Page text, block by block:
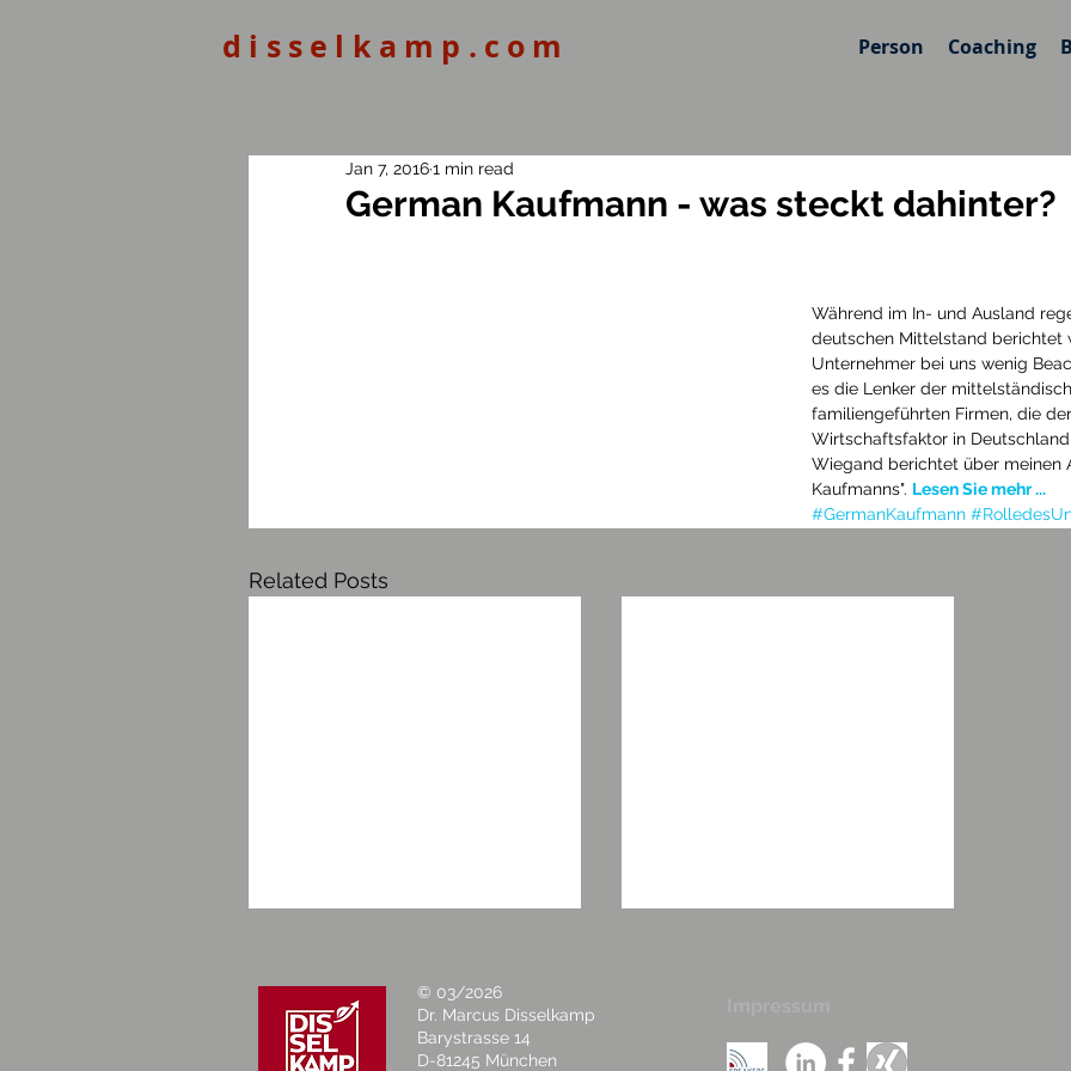
disselkamp.com Person Coaching
German Kaufmann - was steckt dahinter?
Jan 7, 20161 min read
Während im In- und Ausland
deutschen Mittelstand berichtet
Unternehmer bei uns wenig
es die Lenker der
familiengeführten Firmen, die
Wirtschaftsfaktor in
Wiegand berichtet über meinen
Kaufmanns". Lesen Sie mehr ...
#GermanKaufmann
Related Posts
© 03/2026
Dr. Marcus Disselkamp
Barystrasse 14
D-81245 München